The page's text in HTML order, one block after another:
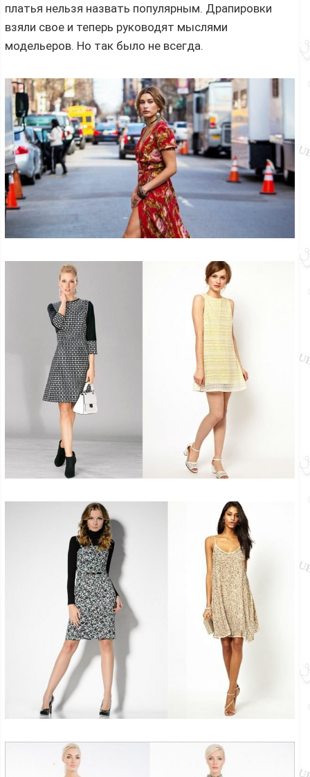
платья нельзя назвать популярным. Драпировки
взяли свое и теперь руководят мыслями
модельеров. Но так было не всегда.